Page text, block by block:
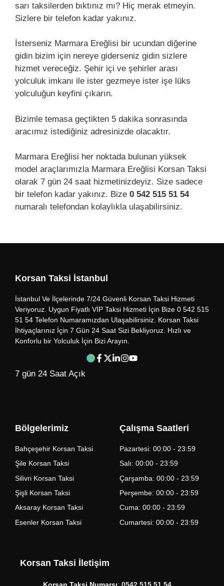
sarı taksilerden bıktınız mı? Hiç merak etmeyin.
Sizlere bir telefon kadar yakınız.
İsterseniz Marmara Ereğlisi bir ucundan diğerine
gidin bizim için nereye giderseniz gidin sizlere
hizmet vereceğiz. Şehir içi ve şehirler arası
yolculuk imkanı ile ister gezmeye ister işe lüks
yolculuğun keyfini çıkarın.
Bizimle temasa geçtikten 5 dakika sonrasında
aracımız istediğiniz adresinizde olacaktır.
Marmara Ereğlisi her noktada bulunan yüksek
model araçlarımızla Marmara Ereğlisi Korsan Taksi
olarak 7 gün 24 saat hizmetinizdeyiz. Size sadece
bir telefon kadar yakınız. Bize 0 542 515 51 54
numaralı telefondan kolaylıkla ulaşabilirsiniz.
Korsan Taksi İstanbul
İstanbul Ve İlçelerinde 7/24 Güvenli Korsan Taksi Hizmeti
Veriyoruz. Uygun Fiyatlı VİP Taksi Hizmeti İçin Bize 0 542 515
51 54 Telefon Numaramızdan Ulaşabilirsiniz. Korsan Taksi
İhtiyaçlarınız İçin 7 Gün 24 Saat Sizi Bekliyoruz. Hızlı ve
Konforlu bir Yolculuk İçin Bizi Arayın.
7 gün 24 Saat Açık
Bölgelerimiz
Bahçeşehir Korsan Taksi
Şile Korsan Taksi
Silivri Korsan Taksi
Şişli Korsan Taksi
Aksaray Korsan Taksi
Esenler Korsan Taksi
Çalışma Saatleri
Pazartesi: 00:00 - 23:59
Salı: 00:00 - 23:59
Çarşamba: 00:00 - 23:59
Perşembe: 00:00 - 23:59
Cuma: 00:00 - 23:59
Cumartesi: 00:00 - 23:59
Korsan Taksi İletişim
Korsan Taksi Numarsı: 0542 515 51 54